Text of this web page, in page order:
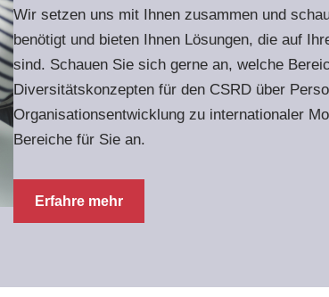
Wir setzen uns mit Ihnen zusammen und
benötigt und bieten Ihnen Lösungen, die auf
sind. Schauen Sie sich gerne an, welche
Diversitätskonzepten für den CSRD über
Organisationsentwicklung zu internationaler
Bereiche für Sie an.
Erfahre mehr